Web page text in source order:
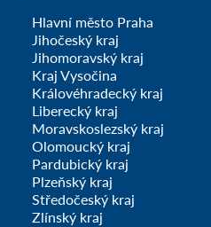
Hlavní město Praha
Jihočeský kraj
Jihomoravský kraj
Kraj Vysočina
Královéhradecký kraj
Liberecký kraj
Moravskoslezský kraj
Olomoucký kraj
Pardubický kraj
Plzeňský kraj
Středočeský kraj
Zlínský kraj